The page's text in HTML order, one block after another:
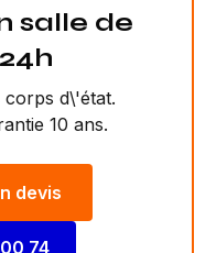
salle de
corps d\'état.
10 ans.
devis
74